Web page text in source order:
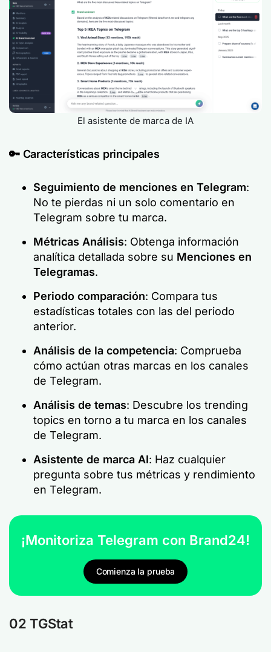
El asistente de marca de IA
🔑 Características principales
Seguimiento de menciones en Telegram:
No te pierdas ni un solo comentario en
Telegram sobre tu marca.
Métricas Análisis: Obtenga información
analítica detallada sobre su Menciones en
Telegramas.
Periodo comparación: Compara tus
estadísticas totales con las del periodo
anterior.
Análisis de la competencia: Comprueba
cómo actúan otras marcas en los canales
de Telegram.
Análisis de temas: Descubre los trending
topics en torno a tu marca en los canales
de Telegram.
Asistente de marca AI: Haz cualquier
pregunta sobre tus métricas y rendimiento
en Telegram.
¡Monitoriza Telegram con Brand24!
Comienza la prueba
02 TGStat